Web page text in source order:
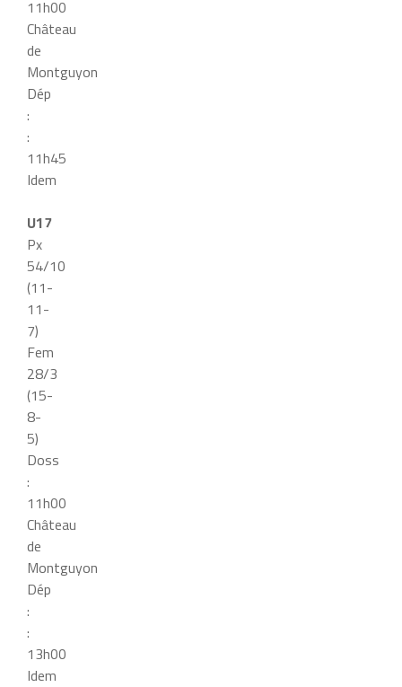
11h00
Château
de
Montguyon
Dép
:
:
11h45
Idem
U17
Px
54/10
(11-
11-
7)
Fem
28/3
(15-
8-
5)
Doss
:
11h00
Château
de
Montguyon
Dép
:
:
13h00
Idem